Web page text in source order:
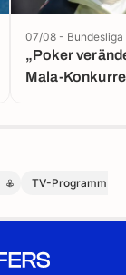
„Poker
Mala-
07/08 - Bundesliga
TV-Programm